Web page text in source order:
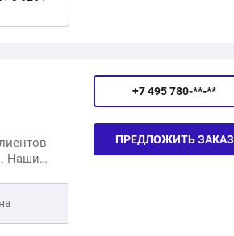
25 592 ₽
+7 495 780-**-**
ПРЕДЛОЖИТЬ ЗАКАЗ